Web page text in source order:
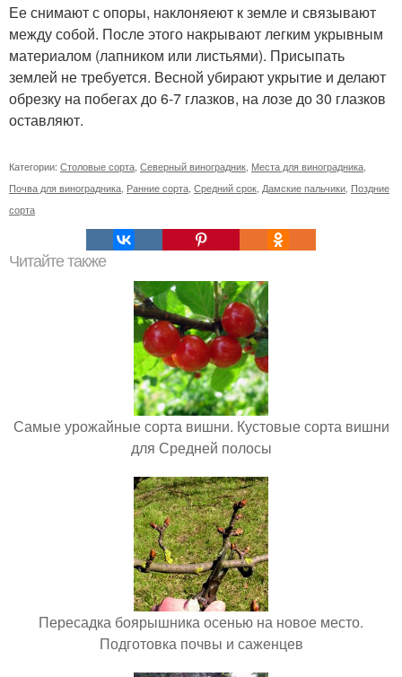
Ее снимают с опоры, наклоняеют к земле и связывают
между собой. После этого накрывают легким укрывным
материалом (лапником или листьями). Присыпать
землей не требуется. Весной убирают укрытие и делают
обрезку на побегах до 6-7 глазков, на лозе до 30 глазков
оставляют.
Категории: Столовые сорта Северный виноградник Места для виноградника
Почва для виноградника Ранние сорта Средний срок Дамские пальчики Поздние
сорта
Читайте также
Самые урожайные сорта вишни. Кустовые сорта вишни
для Средней полосы
Пересадка боярышника осенью на новое место.
Подготовка почвы и саженцев